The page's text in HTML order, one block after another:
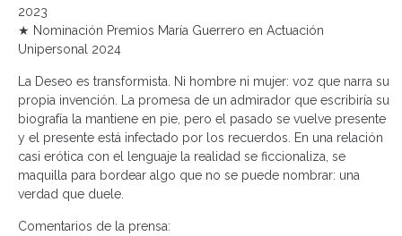
2023
★ Nominación Premios María Guerrero en Actuación
Unipersonal 2024
La Deseo es transformista. Ni hombre ni mujer: voz que narra su
propia invención. La promesa de un admirador que escribiría su
biografía la mantiene en pie, pero el pasado se vuelve presente
y el presente está infectado por los recuerdos. En una relación
casi erótica con el lenguaje la realidad se ficcionaliza, se
maquilla para bordear algo que no se puede nombrar: una
verdad que duele.
Comentarios de la prensa: